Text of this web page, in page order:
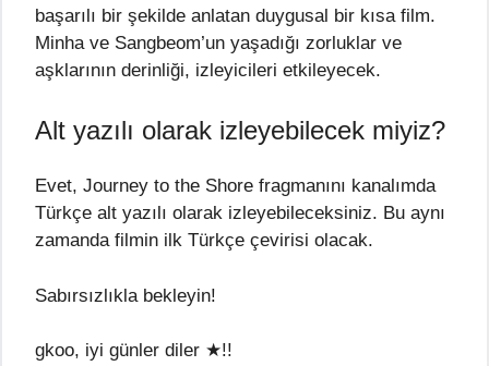
başarılı bir şekilde anlatan duygusal bir kısa film.
Minha ve Sangbeom’un yaşadığı zorluklar ve
aşklarının derinliği, izleyicileri etkileyecek.
Alt yazılı olarak izleyebilecek miyiz?
Evet, Journey to the Shore fragmanını kanalımda
Türkçe alt yazılı olarak izleyebileceksiniz. Bu aynı
zamanda filmin ilk Türkçe çevirisi olacak.
Sabırsızlıkla bekleyin!
gkoo, iyi günler diler ★!!